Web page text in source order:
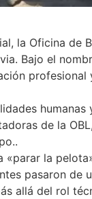
la Oficina de
Bajo el
profesional
de la
la
pasaron de
allá del rol